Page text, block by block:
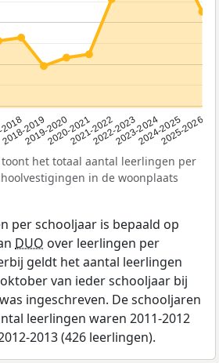
2018-20192019-20202020-20212021-20222022-20232023-20242024-2025
2025-2026
het totaal aantal leerlingen per
in de woonplaats
per schooljaar is bepaald op
DUO over leerlingen per
geldt het aantal leerlingen
van ieder schooljaar bij
ingeschreven. De schooljaren
leerlingen waren 2011-2012
2013 (426 leerlingen).